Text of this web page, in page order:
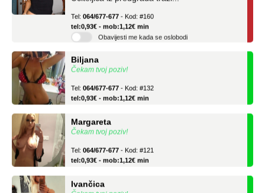
tel:0,93€ - mob:1,12€ min
Obavijesti me kada se oslobodi
Čekam tvoj poziv!
tel:0,93€ - mob:1,12€ min
Čekam tvoj poziv!
tel:0,93€ - mob:1,12€ min
Čekam tvoj poziv!